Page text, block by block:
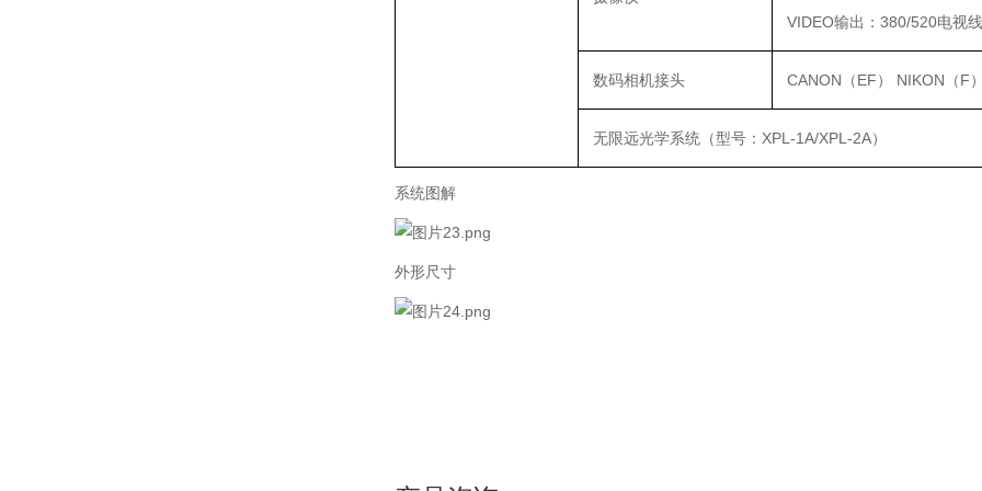
VIDEO输出：380/520电视线
数码相机接头 CANON（EF） NIKON（F
无限远光学系统（型号：XPL-1A/XPL-2A）
系统图解
外形尺寸